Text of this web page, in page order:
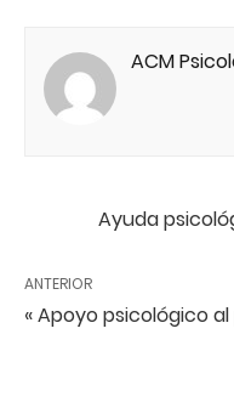
ACM
Ayuda
ANTERIOR
« Apoyo psicológico